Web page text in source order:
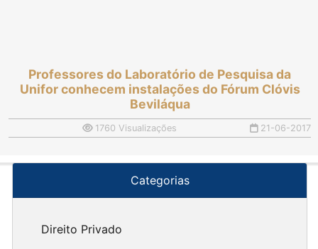
Professores do Laboratório de Pesquisa da
Unifor conhecem instalações do Fórum Clóvis
Beviláqua
1760 Visualizações 21-06-2017
Categorias
Direito Privado